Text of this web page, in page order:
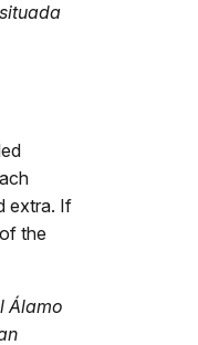
extra. If
the
Álamo